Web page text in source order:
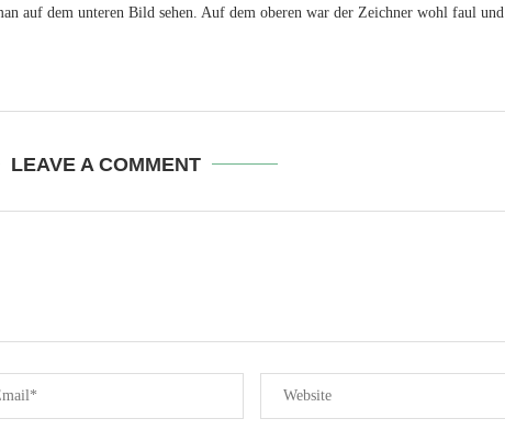
auf dem unteren Bild sehen. Auf dem oberen war der Zeichner wohl faul und
LEAVE A COMMENT